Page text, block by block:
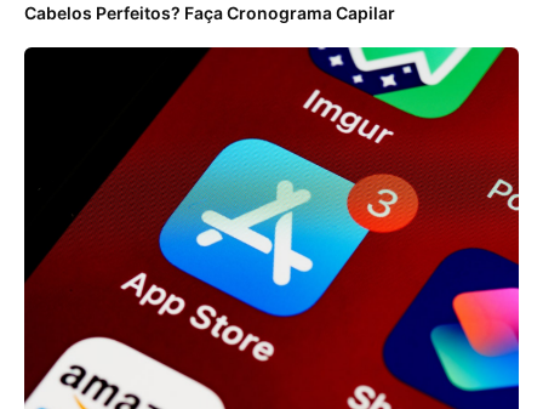
Cabelos Perfeitos? Faça Cronograma Capilar